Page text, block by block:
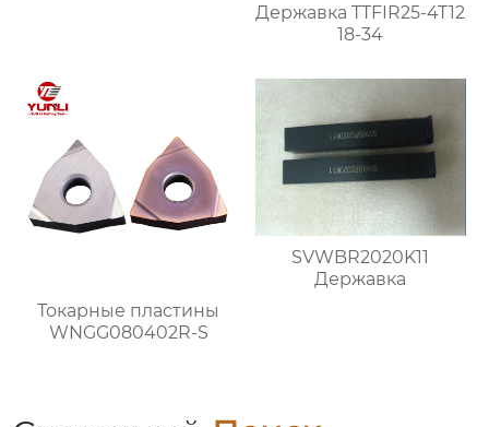
Державка TTFIR25-4T12
18-34
Токарные пластины
WNGG080402R-S
SVWBR2020K11
Державка